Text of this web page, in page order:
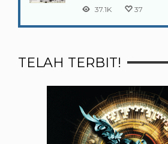
37.1K 37
TELAH TERBIT!